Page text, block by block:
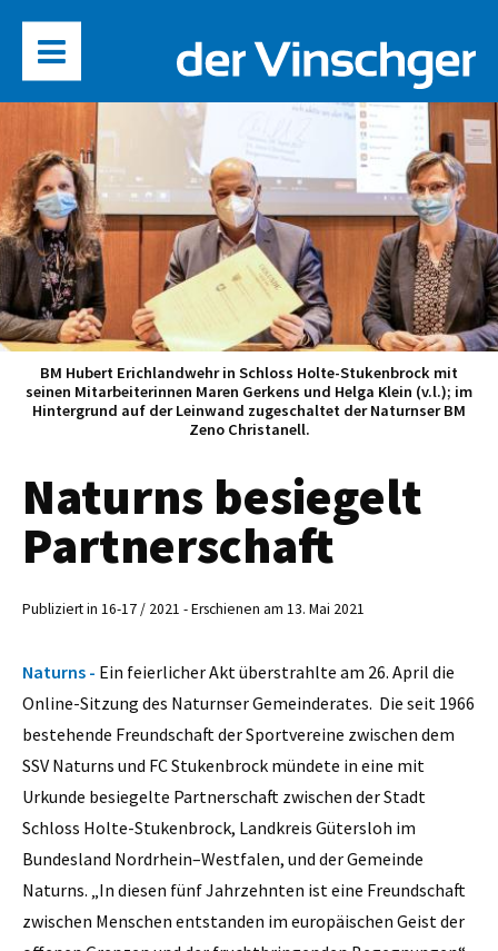
BM Hubert Erichlandwehr in Schloss Holte-Stukenbrock mit
seinen Mitarbeiterinnen Maren Gerkens und Helga Klein (v.l.); im
Hintergrund auf der Leinwand zugeschaltet der Naturnser BM
Zeno Christanell.
Naturns besiegelt
Partnerschaft
Publiziert in 16-17 / 2021 - Erschienen am 13. Mai 2021
Naturns - Ein feierlicher Akt überstrahlte am 26. April die
Online-Sitzung des Naturnser Gemeinderates. Die seit 1966
bestehende Freundschaft der Sportvereine zwischen dem
SSV Naturns und FC Stukenbrock mündete in eine mit
Urkunde besiegelte Partnerschaft zwischen der Stadt
Schloss Holte-Stukenbrock, Landkreis Gütersloh im
Bundesland Nordrhein–Westfalen, und der Gemeinde
Naturns. „In diesen fünf Jahrzehnten ist eine Freundschaft
zwischen Menschen entstanden im europäischen Geist der